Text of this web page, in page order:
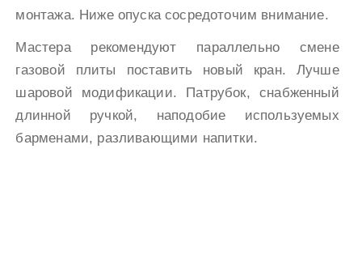
монтажа. Ниже опуска сосредоточим внимание.
Мастера рекомендуют параллельно смене
газовой плиты поставить новый кран. Лучше
шаровой модификации. Патрубок, снабженный
длинной ручкой, наподобие используемых
барменами, разливающими напитки.